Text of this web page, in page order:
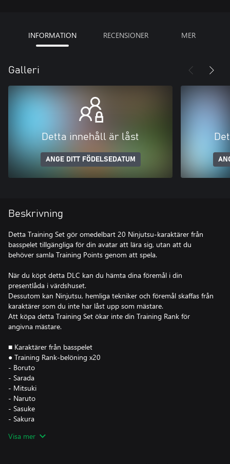
INFORMATION RECENSIONER MER
Galleri
Detta innehåll är låst
ANGE DITT FÖDELSEDATUM
Beskrivning
Detta Training Set gör omedelbart 20 Ninjutsu-karaktärer från
basspelet tillgängliga för din avatar att lära sig, utan att du
behöver samla Training Points genom att spela.
När du köpt detta DLC kan du hämta dina föremål i din
presentlåda i värdshuset.
Dessutom kan Ninjutsu, hemliga tekniker och föremål skaffas från
karaktärer som du inte har låst upp som mästare.
Att köpa detta Training Set ökar inte din Training Rank för
angivna mästare.
■ Karaktärer från basspelet
● Training Rank-belöning x20
- Boruto
- Sarada
- Mitsuki
- Naruto
- Sasuke
- Sakura
- Sai
Visa mer